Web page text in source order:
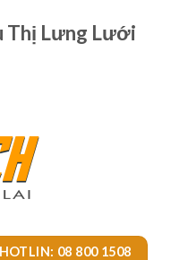
Thị Lưng Lưới
HOTLIN: 08 800 1508